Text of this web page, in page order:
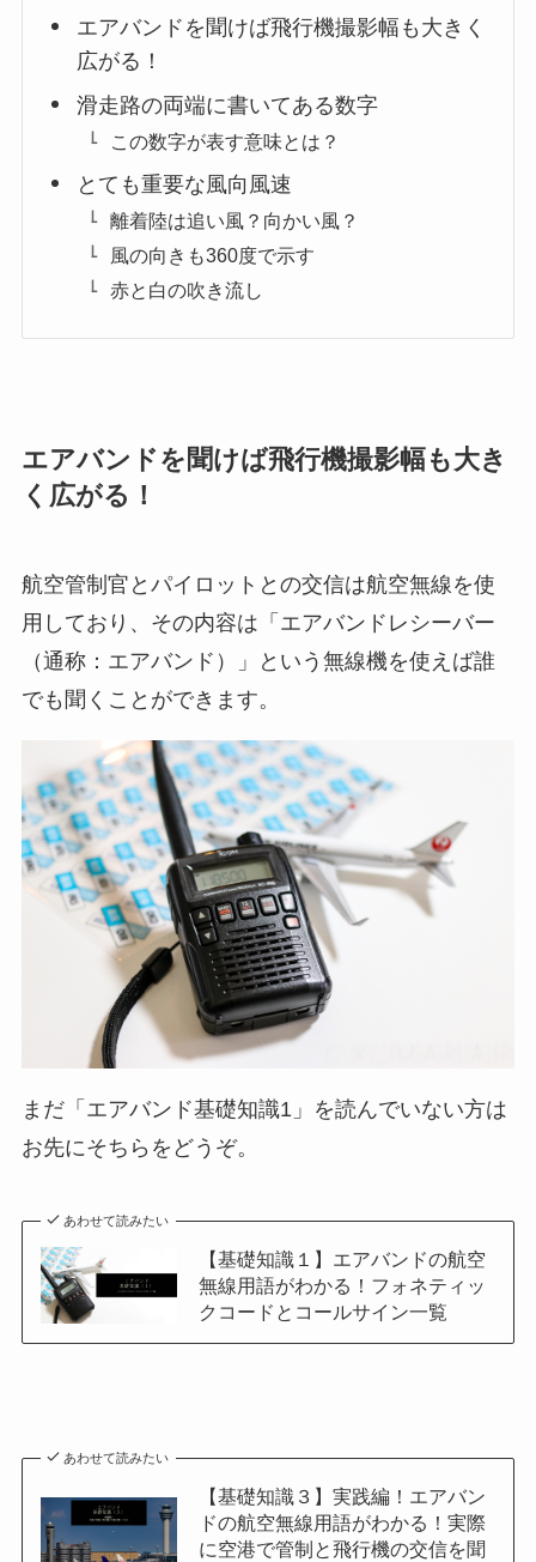
エアバンドを聞けば飛行機撮影幅も大きく
広がる！
滑走路の両端に書いてある数字
この数字が表す意味とは？
とても重要な風向風速
離着陸は追い風？向かい風？
風の向きも360度で示す
赤と白の吹き流し
エアバンドを聞けば飛行機撮影幅も大き
く広がる！
航空管制官とパイロットとの交信は航空無線を使
用しており、その内容は「エアバンドレシーバー
（通称：エアバンド）」という無線機を使えば誰
でも聞くことができます。
まだ「エアバンド基礎知識1」を読んでいない方は
お先にそちらをどうぞ。
あわせて読みたい
【基礎知識１】エアバンドの航空
無線用語がわかる！フォネティッ
クコードとコールサイン一覧
あわせて読みたい
【基礎知識３】実践編！エアバン
ドの航空無線用語がわかる！実際
に空港で管制と飛行機の交信を聞